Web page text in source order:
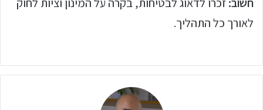
חשוב: זכרו לדאוג לבטיחות, בקרה על המינון וציות לחוק
לאורך כל התהליך.